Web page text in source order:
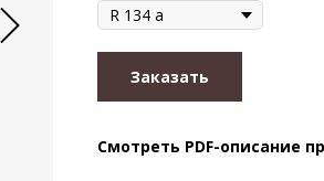
Заказать
Смотреть PDF-описание